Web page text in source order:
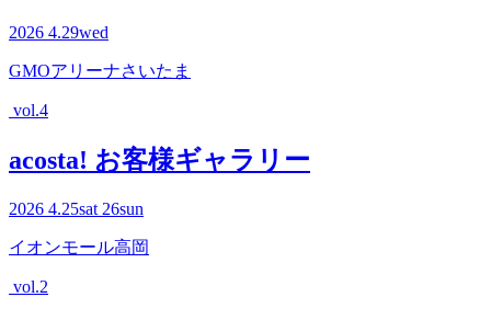
2026 4.29wed
GMOアリーナさいたま
vol.4
acosta! お客様ギャラリー
2026 4.25sat 26sun
イオンモール高岡
vol.2